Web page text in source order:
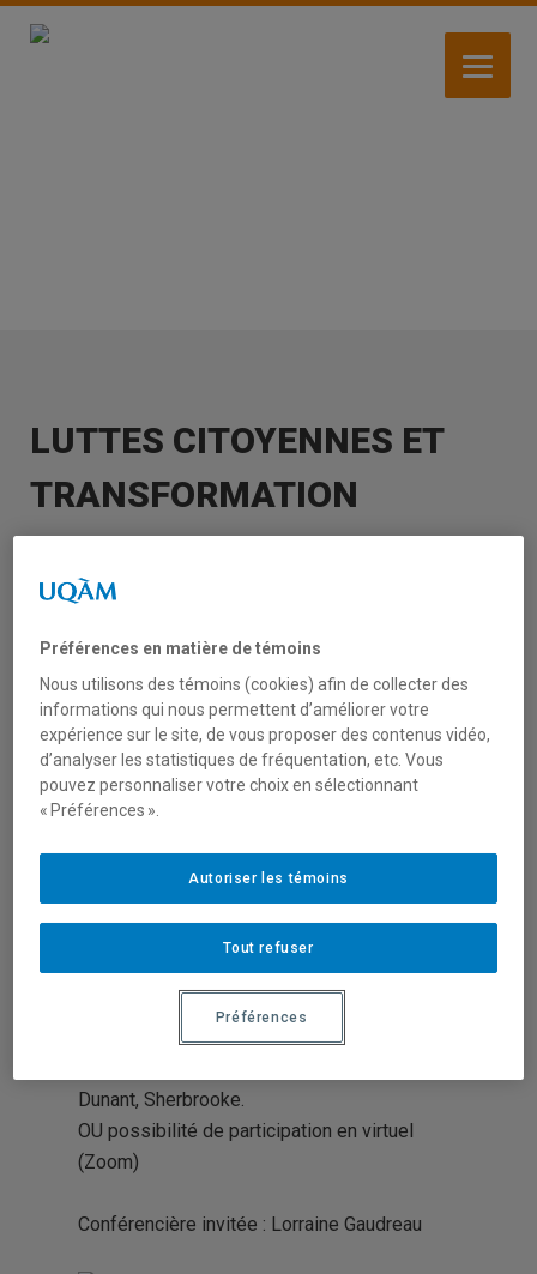
Aller
LUTTES CITOYENNES ET
TRANSFORMATION
SOCIALE : Y CROIRE,
S’OUTILLER ET S’Y
ENGAGER
Une conférence suivie d’échanges et de
discussions sur les luttes sociales et la
Le jeudi 23 mars, de 10h à 12h (accueil dès
Dunant, Sherbrooke.
OU possibilité de participation en virtuel
(Zoom)
Conférencière invitée : Lorraine Gaudreau
Préférences en matière de témoins
Nous utilisons des témoins (cookies) afin de collecter des
informations qui nous permettent d’améliorer votre
expérience sur le site, de vous proposer des contenus vidéo,
d’analyser les statistiques de fréquentation, etc. Vous
pouvez personnaliser votre choix en sélectionnant
« Préférences ».
Tout refuser
Autoriser les témoins
Préférences